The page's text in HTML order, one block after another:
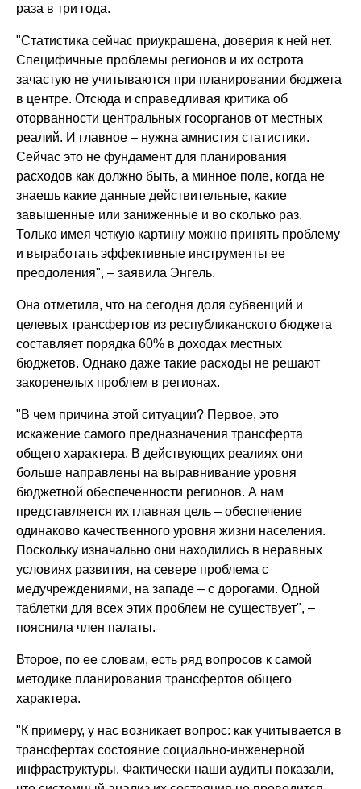
раза в три года.
"Статистика сейчас приукрашена, доверия к ней нет.
Специфичные проблемы регионов и их острота
зачастую не учитываются при планировании бюджета
в центре. Отсюда и справедливая критика об
оторванности центральных госорганов от местных
реалий. И главное – нужна амнистия статистики.
Сейчас это не фундамент для планирования
расходов как должно быть, а минное поле, когда не
знаешь какие данные действительные, какие
завышенные или заниженные и во сколько раз.
Только имея четкую картину можно принять проблему
и выработать эффективные инструменты ее
преодоления", – заявила Энгель.
Она отметила, что на сегодня доля субвенций и
целевых трансфертов из республиканского бюджета
составляет порядка 60% в доходах местных
бюджетов. Однако даже такие расходы не решают
закоренелых проблем в регионах.
"В чем причина этой ситуации? Первое, это
искажение самого предназначения трансферта
общего характера. В действующих реалиях они
больше направлены на выравнивание уровня
бюджетной обеспеченности регионов. А нам
представляется их главная цель – обеспечение
одинаково качественного уровня жизни населения.
Поскольку изначально они находились в неравных
условиях развития, на севере проблема с
медучреждениями, на западе – с дорогами. Одной
таблетки для всех этих проблем не существует", –
пояснила член палаты.
Второе, по ее словам, есть ряд вопросов к самой
методике планирования трансфертов общего
характера.
"К примеру, у нас возникает вопрос: как учитывается в
трансфертах состояние социально-инженерной
инфраструктуры. Фактически наши аудиты показали,